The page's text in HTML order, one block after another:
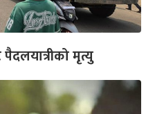
मृत्यु